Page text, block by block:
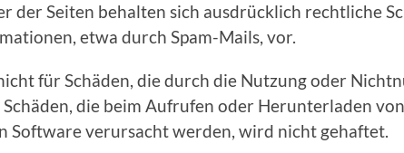
der Seiten behalten sich ausdrücklich rechtliche
etwa durch Spam-Mails, vor.
für Schäden, die durch die Nutzung oder
die beim Aufrufen oder Herunterladen
Software verursacht werden, wird nicht gehaftet.